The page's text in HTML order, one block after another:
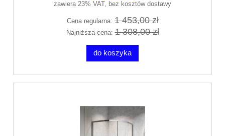
zawiera 23% VAT, bez kosztów dostawy
Cena regularna:1 453,00 zł
Najniższa cena:1 308,00 zł
do koszyka